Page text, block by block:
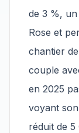
de 3 %,
Rose et
chantier
couple
en 2025
voyant
réduit de